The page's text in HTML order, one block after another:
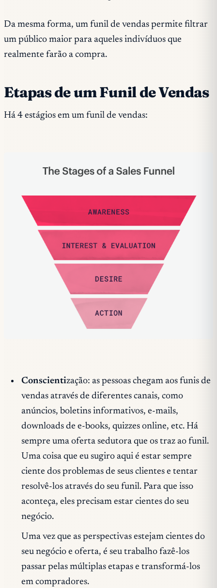
Da mesma forma, um funil de vendas permite filtrar
um público maior para aqueles indivíduos que
realmente farão a compra.
Etapas de um Funil de Vendas
Há 4 estágios em um funil de vendas:
Conscientização: as pessoas chegam aos funis de
vendas através de diferentes canais, como
anúncios, boletins informativos, e-mails,
downloads de e-books, quizzes online, etc. Há
sempre uma oferta sedutora que os traz ao funil.
Uma coisa que eu sugiro aqui é estar sempre
ciente dos problemas de seus clientes e tentar
resolvê-los através do seu funil. Para que isso
aconteça, eles precisam estar cientes do seu
negócio.
Uma vez que as perspectivas estejam cientes do
seu negócio e oferta, é seu trabalho fazê-los
passar pelas múltiplas etapas e transformá-los
em compradores.